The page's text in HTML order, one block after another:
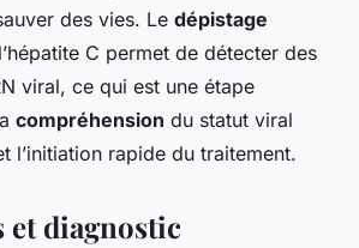
des vies. Le dépistage
C permet de détecter des
viral, ce qui est une étape
compréhension du statut viral
l’initiation rapide du traitement.
et diagnostic